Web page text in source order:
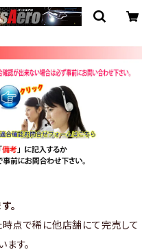
。
時点で稀に他店舗にて完売して
す。